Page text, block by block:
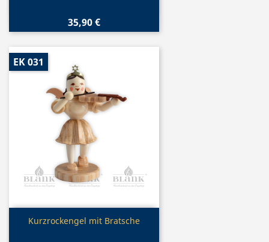
35,90 €
Vorschau
Kurzrockengel mit Bratsche
EK 031